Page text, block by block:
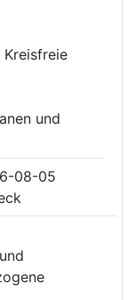
Kreisfreie
und
08-05